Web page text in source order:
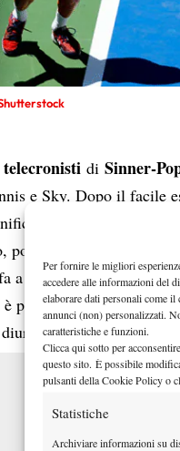
Per fornire le migliori
accedere alle informazioni del
elaborare dati personali come
annunci (non) personalizzati.
caratteristiche e funzioni.
Clicca qui sotto per
questo sito. È possibile
pulsanti della Cookie Policy o
Statistiche
Archiviare informazioni su
diSinner-
e Sky. Dopo il facile
per il numero
poche settimane fa
a New York si era
programmata come
al termine del